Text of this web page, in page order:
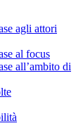
agli attori
al focus
all’ambito di